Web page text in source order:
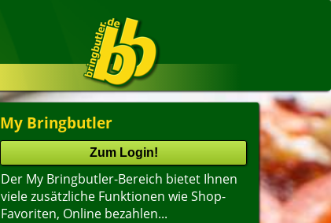
My Bringbutler
Der My Bringbutler-Bereich bietet Ihnen
viele zusätzliche Funktionen wie Shop-
Favoriten, Online bezahlen...